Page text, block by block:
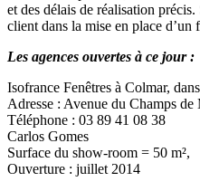
et des délais de réalisation
client dans la mise en place d’un
Les agences ouvertes à ce jour :
Isofrance Fenêtres à Colmar,
Adresse : Avenue du Champs
Téléphone : 03 89 41 08 38
Carlos Gomes
Surface du show-room = 50 m²,
Ouverture : juillet 2014